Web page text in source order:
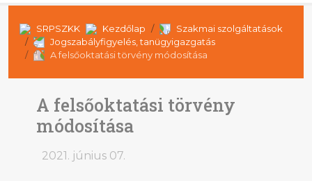
SRPSZKK Kezdőlap
Szakmai szolgáltatások
Jogszabályfigyelés, tanügyigazgatás
A felsőoktatási törvény módosítása
A felsőoktatási törvény
módosítása
2021. június 07.